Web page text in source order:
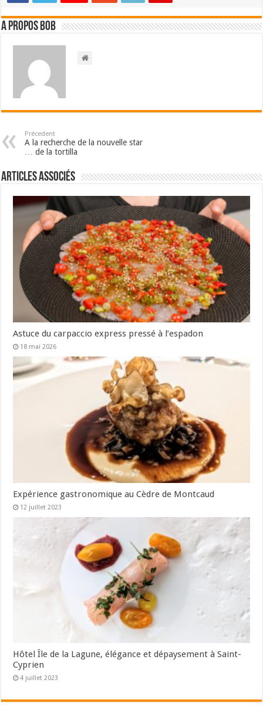
A propos bOb
Précedent
A la recherche de la nouvelle star
… de la tortilla
Articles associés
Astuce du carpaccio express pressé à l’espadon
18 mai 2026
Expérience gastronomique au Cèdre de Montcaud
12 juillet 2023
Hôtel Île de la Lagune, élégance et dépaysement à Saint-
Cyprien
4 juillet 2023